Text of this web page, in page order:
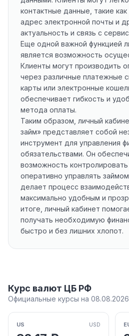
контактные данные, такие
адрес электронной почты и
актуальность и связь с
Еще одной важной функцией
является возможность
Клиенты могут производить
через различные платежные
карты или электронные
обеспечивает гибкость и
метода оплаты.
Таким образом, личный
займ» представляет собой
инструмент для управления
обязательствами. Он
возможность контролировать
оперативно управлять
делает процесс
максимально удобным и
итоге, личный кабинет
получать необходимую
быстро и без лишних хлопот.
Курс валют ЦБ РФ
Официальные курсы на 08.08.2026
US USD